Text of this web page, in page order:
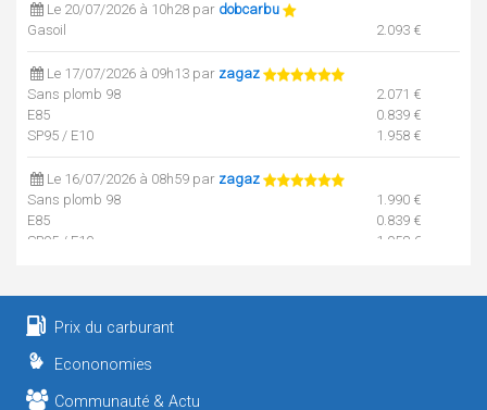
Le 20/07/2026 à 10h28 par dobcarbu
Gasoil
2.093 €
Le 17/07/2026 à 09h13 par zagaz
Sans plomb 98
2.071 €
E85
0.839 €
SP95 / E10
1.958 €
Le 16/07/2026 à 08h59 par zagaz
Sans plomb 98
1.990 €
E85
0.839 €
SP95 / E10
1.958 €
Sans plomb 98
SP95 / E10
Prix du carburant
Econonomies
Communauté & Actu